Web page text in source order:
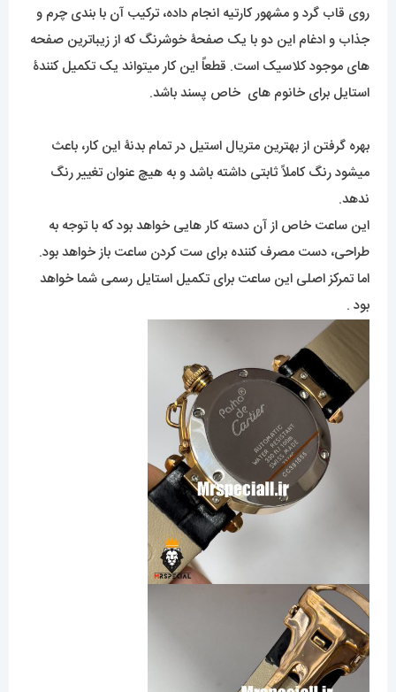
روی قاب گرد و مشهور کارتیه انجام داده، ترکیب آن با بندی چرم و
جذاب و ادغام این دو با یک صفحۀ خوشرنگ که از زیباترین صفحه
های موجود کلاسیک است. قطعاً این کار میتواند یک تکمیل کنندۀ
استایل برای خانوم های خاص پسند باشد.
بهره گرفتن از بهترین متریال استیل در تمام بدنۀ این کار، باعث
میشود رنگ کاملاً ثابتی داشته باشد و به هیچ عنوان تغییر رنگ
ندهد.
این ساعت خاص از آن دسته کار هایی خواهد بود که با توجه به
طراحی، دست مصرف کننده برای ست کردن ساعت باز خواهد بود.
اما تمرکز اصلی این ساعت برای تکمیل استایل رسمی شما خواهد
بود .